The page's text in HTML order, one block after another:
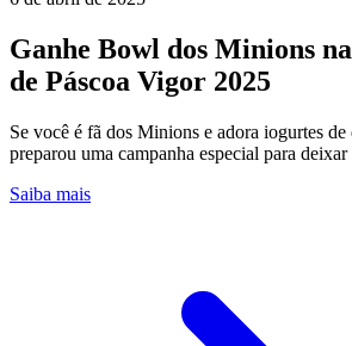
Ganhe Bowl dos Minions
de Páscoa Vigor 2025
Se você é fã dos Minions e adora iogurtes
preparou uma campanha especial para
Saiba mais